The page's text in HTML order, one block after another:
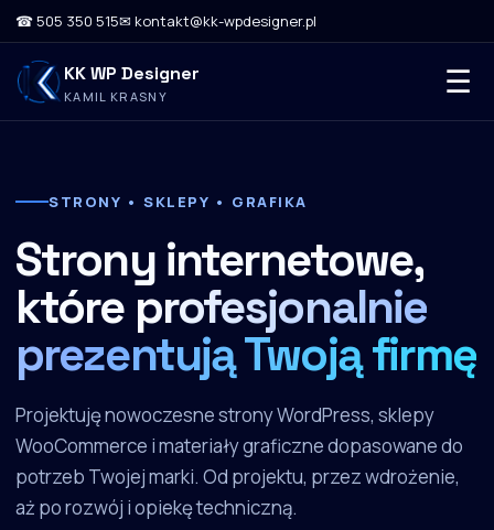
☎ 505 350 515✉ kontakt@kk-wpdesigner.pl
KK WP Designer
KAMIL KRASNY ☰
STRONY • SKLEPY • GRAFIKA
Strony internetowe,
które profesjonalnie
prezentują Twoją firmę
Projektuję nowoczesne strony WordPress, sklepy
WooCommerce i materiały graficzne dopasowane do
potrzeb Twojej marki. Od projektu, przez wdrożenie,
aż po rozwój i opiekę techniczną.